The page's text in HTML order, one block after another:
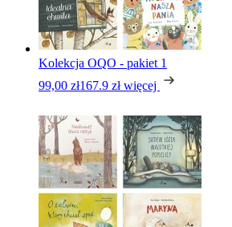
Kolekcja OQO - pakiet 1
99,00 zł167.9 zł więcej